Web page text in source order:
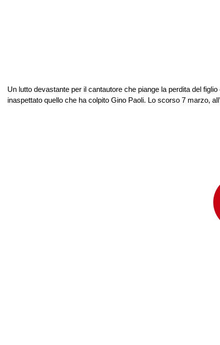
Un lutto devastante per il cantautore che piange la perdita del
inaspettato quello che ha colpito Gino Paoli. Lo scorso 7 marzo,